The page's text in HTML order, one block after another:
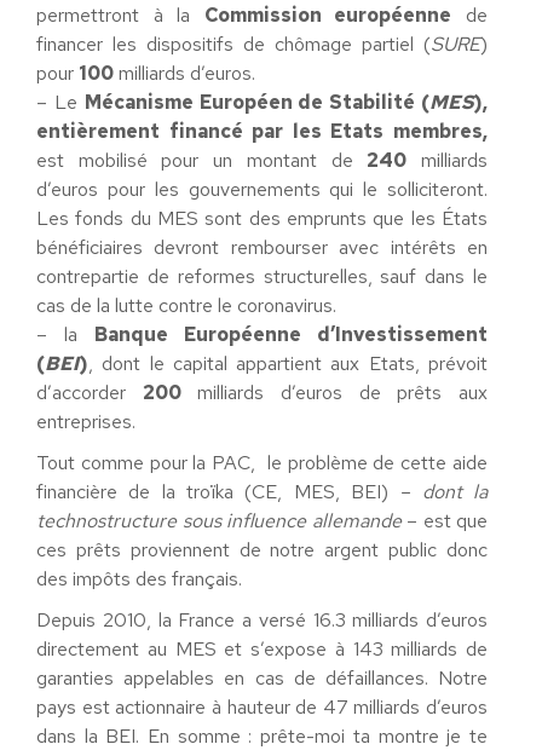
permettront à la Commission européenne de
financer les dispositifs de chômage partiel (SURE)
pour 100milliards d’euros.
– Le Mécanisme Européen de Stabilité (MES),
entièrement financé par les Etats membres,
est mobilisé pour un montant de 240 milliards
d’euros pour les gouvernements qui le solliciteront.
Les fonds du MES sont des emprunts que les États
bénéficiaires devront rembourser avec intérêts en
contrepartie de reformes structurelles, sauf dans le
cas de la lutte contre le coronavirus.
– la Banque Européenne d’Investissement
(BEI), dont le capital appartient aux Etats, prévoit
d’accorder 200milliards d’euros de prêts aux
entreprises.
Tout comme pour la PAC, le problème de cette aide
financière de la troïka (CE, MES, BEI) – dont la
technostructure sous influence allemande– est que
ces prêts proviennent de notre argent public donc
des impôts des français.
Depuis 2010, la France a versé 16.3 milliards d’euros
directement au MES et s’expose à 143 milliards de
garanties appelables en cas de défaillances. Notre
pays est actionnaire à hauteur de 47 milliards d’euros
dans la BEI. En somme : prête-moi ta montre je te